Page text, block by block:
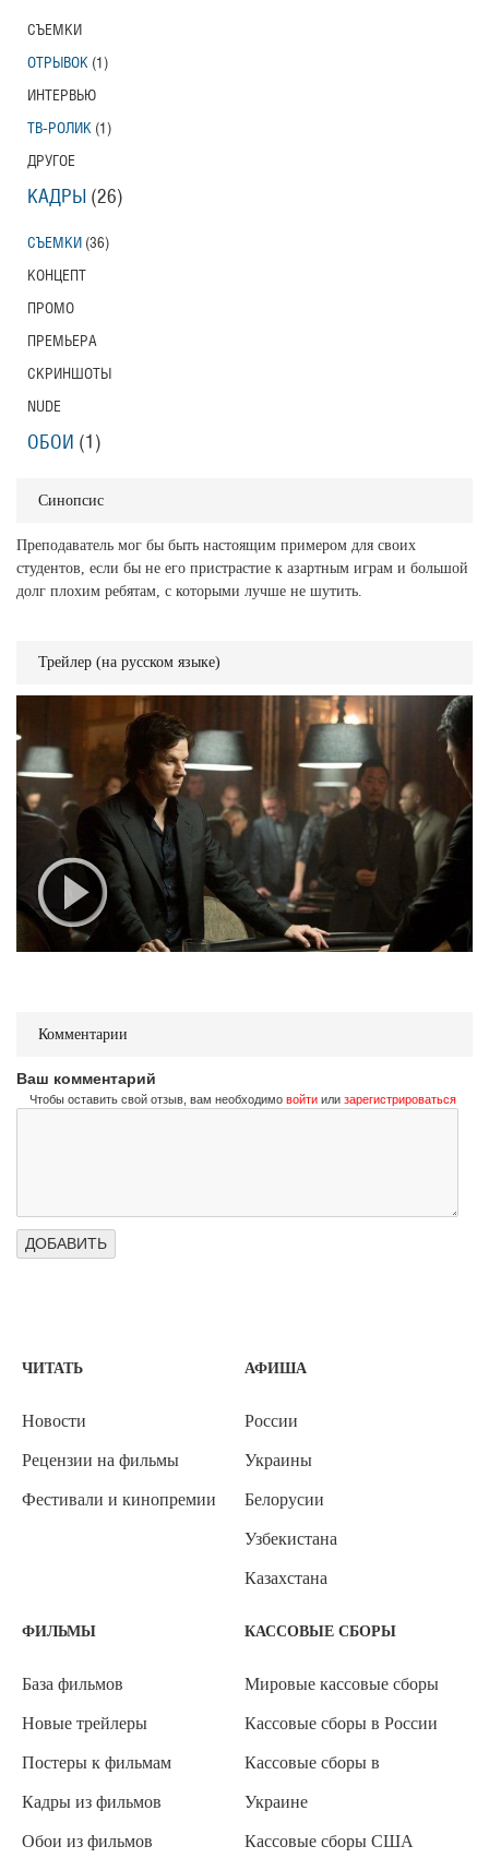
Синопсис
Преподаватель мог бы быть настоящим примером для своих
студентов, если бы не его пристрастие к азартным играм и большой
долг плохим ребятам, с которыми лучше не шутить.
Трейлер (на русском языке)
Комментарии
Ваш комментарий
Чтобы оставить свой отзыв, вам необходимо войти или зарегистрироваться
СЪЕМКИ
ОТРЫВОК (1)
ИНТЕРВЬЮ
ТВ-РОЛИК (1)
ДРУГОЕ
КАДРЫ (26)
СЪЕМКИ (36)
КОНЦЕПТ
ПРОМО
ПРЕМЬЕРА
СКРИНШОТЫ
NUDE
ОБОИ (1)
ЧИТАТЬ
Новости
Рецензии на фильмы
Фестивали и кинопремии
АФИША
России
Украины
Белорусии
Узбекистана
Казахстана
ФИЛЬМЫ
База фильмов
Новые трейлеры
Постеры к фильмам
Кадры из фильмов
Обои из фильмов
КАССОВЫЕ СБОРЫ
Мировые кассовые сборы
Кассовые сборы в России
Кассовые сборы в
Украине
Кассовые сборы США